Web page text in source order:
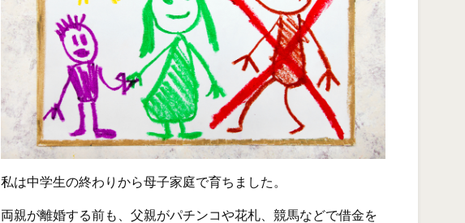
私は中学生の終わりから母子家庭で育ちました。
両親が離婚する前も、父親がパチンコや花札、競馬などで借金を